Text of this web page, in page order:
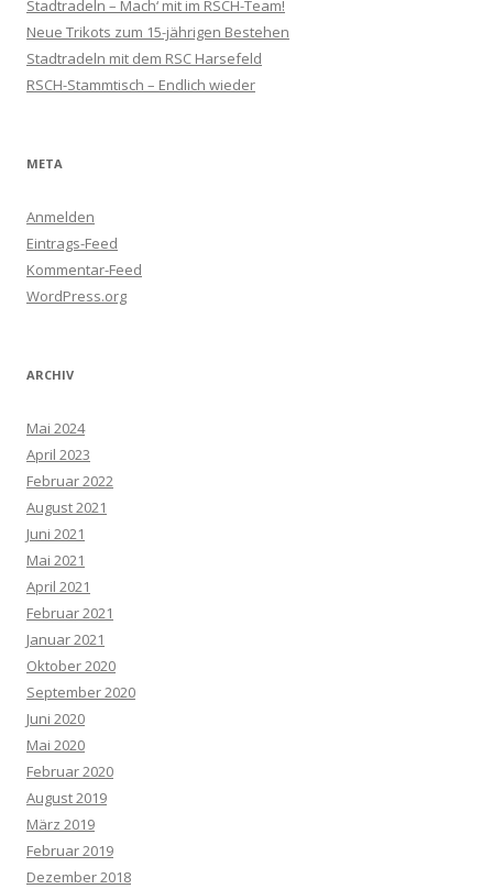
Stadtradeln – Mach‘ mit im RSCH-Team!
Neue Trikots zum 15-jährigen Bestehen
Stadtradeln mit dem RSC Harsefeld
RSCH-Stammtisch – Endlich wieder
META
Anmelden
Eintrags-Feed
Kommentar-Feed
WordPress.org
ARCHIV
Mai 2024
April 2023
Februar 2022
August 2021
Juni 2021
Mai 2021
April 2021
Februar 2021
Januar 2021
Oktober 2020
September 2020
Juni 2020
Mai 2020
Februar 2020
August 2019
März 2019
Februar 2019
Dezember 2018